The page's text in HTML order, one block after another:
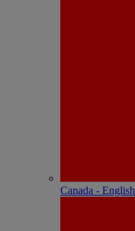
Canada - English